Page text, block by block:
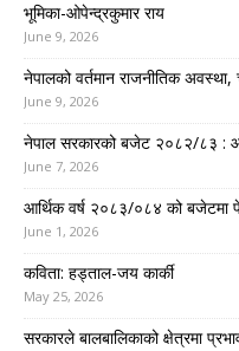
भूमिका-ओपेन्द्रकुमार राय
June 9, 2026
नेपालको वर्तमान राजनीतिक अवस्था,
June 9, 2026
नेपाल सरकारको बजेट २०८२/८३ :
June 7, 2026
आर्थिक वर्ष २०८३/०८४ को बजेटमा
June 1, 2026
कविता: हड्ताल-जय कार्की
May 25, 2026
सरकारले बालबालिकाको क्षेत्रमा